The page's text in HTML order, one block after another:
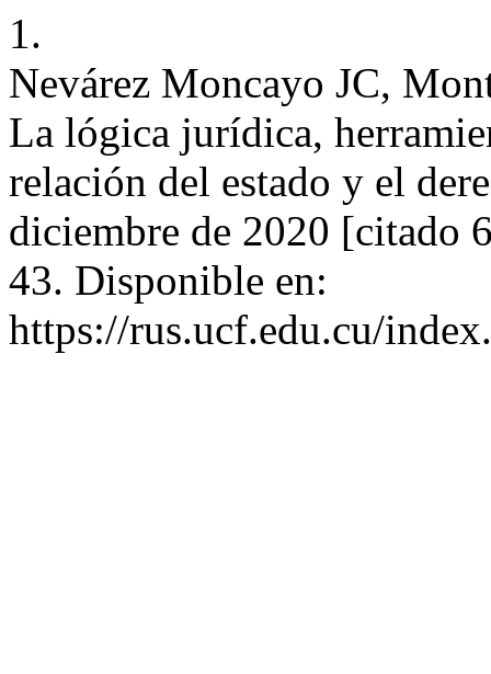
1.
Nevárez Moncayo JC,
La lógica jurídica,
relación del estado y el
diciembre de 2020 [citado
43. Disponible en:
https://rus.ucf.edu.cu/